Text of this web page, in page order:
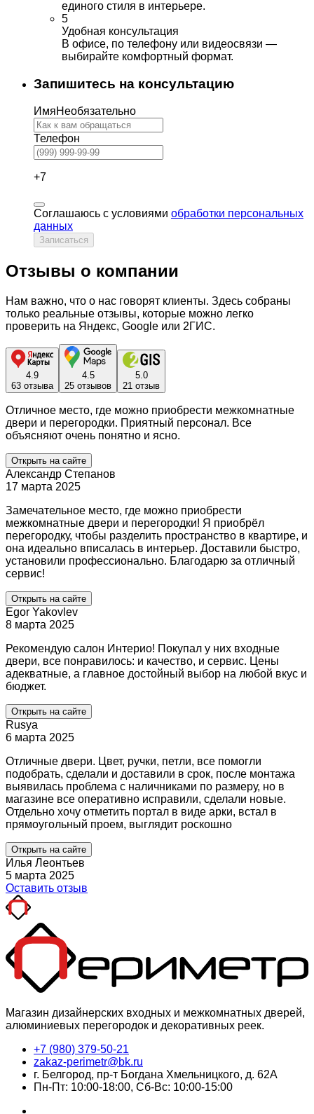
единого стиля в интерьере.
5
Удобная консультация
В офисе, по телефону или видеосвязи —
выбирайте комфортный формат.
Запишитесь на консультацию
ИмяНеобязательно
Телефон
+7
Соглашаюсь с условиями обработки персональных
данных
Записаться
Отзывы о компании
Нам важно, что о нас говорят клиенты. Здесь собраны
только реальные отзывы, которые можно легко
проверить на Яндекс, Google или 2ГИС.
4.9
63 отзыва
4.5
25 отзывов
5.0
21 отзыв
Отличное место, где можно приобрести межкомнатные
двери и перегородки. Приятный персонал. Все
объясняют очень понятно и ясно.
Открыть на сайте
Александр Степанов
17 марта 2025
Замечательное место, где можно приобрести
межкомнатные двери и перегородки! Я приобрёл
перегородку, чтобы разделить пространство в квартире, и
она идеально вписалась в интерьер. Доставили быстро,
установили профессионально. Благодарю за отличный
сервис!
Открыть на сайте
Egor Yakovlev
8 марта 2025
Рекомендую салон Интерио! Покупал у них входные
двери, все понравилось: и качество, и сервис. Цены
адекватные, а главное достойный выбор на любой вкус и
бюджет.
Открыть на сайте
Rusya
6 марта 2025
Отличные двери. Цвет, ручки, петли, все помогли
подобрать, сделали и доставили в срок, после монтажа
выявилась проблема с наличниками по размеру, но в
магазине все оперативно исправили, сделали новые.
Отдельно хочу отметить портал в виде арки, встал в
прямоугольный проем, выглядит роскошно
Открыть на сайте
Илья Леонтьев
5 марта 2025
Оставить отзыв
Магазин дизайнерских входных и межкомнатных дверей,
алюминиевых перегородок и декоративных реек.
+7 (980) 379-50-21
zakaz-perimetr@bk.ru
г. Белгород, пр-т Богдана Хмельницкого, д. 62А
Пн-Пт: 10:00-18:00, Сб-Вс: 10:00-15:00